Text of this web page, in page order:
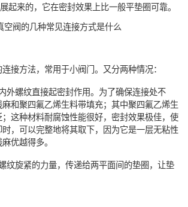
起来的，它在密封效果上比一般平垫圈可靠。
方法，常用于小阀门。又分两种情况：
螺纹直接起密封作用。为了确保连接处不
和聚四氟乙烯生料带填充；其中聚四氟乙烯生
这种材料耐腐蚀性能很好，密封效果极佳，使
，可以完整地将其取下，因为它是一层无粘性
优越得多。
旋紧的力量，传递给两平面间的垫圈，让垫